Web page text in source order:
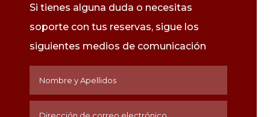
Si tienes alguna duda o necesitas
soporte con tus reservas, sigue los
siguientes medios decomunicación